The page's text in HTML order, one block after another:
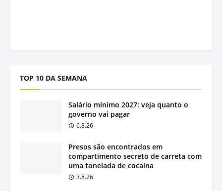
TOP 10 DA SEMANA
Salário mínimo 2027: veja quanto o
governo vai pagar
6.8.26
Presos são encontrados em
compartimento secreto de carreta com
uma tonelada de cocaína
3.8.26